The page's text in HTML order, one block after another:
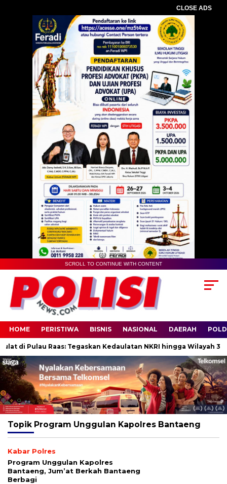
CLOSE ADS
SCROLL TO CONTINUE WITH CONTENT
HOME PERISTIWA BISNIS NASIONAL DAERAH
di Pulau Raas: Tegaskan Kedaulatan NKRI hingga Wilayah 3T
Topik Program Unggulan Kapolres Bantaeng
Kabar Polres
Program Unggulan Kapolres
Bantaeng, Jum’at Berkah Bantaeng
Berbagi